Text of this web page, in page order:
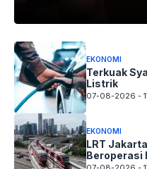
EKONOMI
Terkuak
Listrik
07-08-2026 -
EKONOMI
LRT
Beroperasi